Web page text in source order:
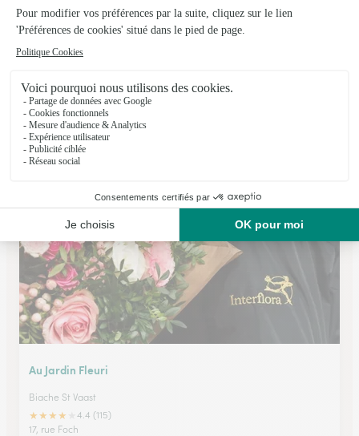
Aux Fleurs Lensoises
Lens
★★★ ★★4.9 (145)
Voir la boutique
Au Jardin Fleuri
Biache St Vaast
★★★★
4.4 (115)
17, rue Foch